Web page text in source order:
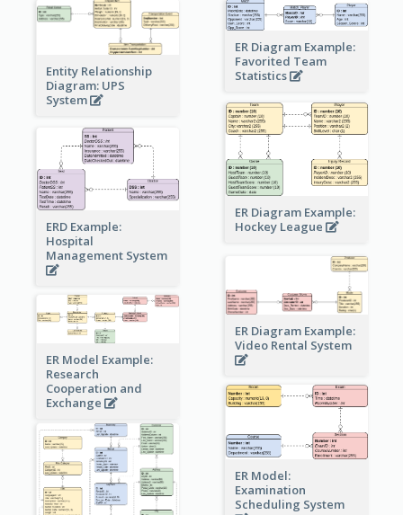
Entity Relationship
Diagram: UPS
System
ER Diagram Example:
Favorited Team
Statistics
ER Diagram Example:
Hockey League
ERD Example:
Hospital
Management System
ER Diagram Example:
Video Rental System
ER Model Example:
Research
Cooperation and
Exchange
ER Model:
Examination
Scheduling System